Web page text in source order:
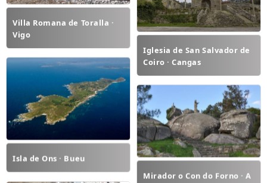
Villa Romana de Toralla ·
Vigo
Iglesia de San Salvador de
Coiro · Cangas
Isla de Ons · Bueu
Mirador o Con do Forno · A